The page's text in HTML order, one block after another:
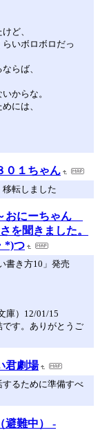
ど、
いボロボロだっ
らば、
からな。
には、
０１ちゃん
転しました
おにーちゃん
を聞きました。
*)つ
書き方10」発売
庫）12/01/15
す。ありがとうご
君劇場
るために準備すべ
避難中） -